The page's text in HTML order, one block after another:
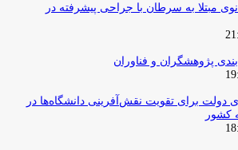
مبتلا به سرطان با جراحی پیشرفته در
پژوهشگران و فناوران
دولت برای تقویت نقش‌آفرینی دانشگاه‌ها در
کشور